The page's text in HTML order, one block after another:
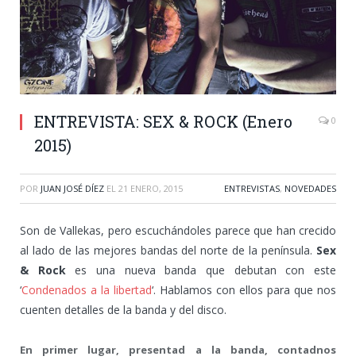
ENTREVISTA: SEX & ROCK (Enero
2015)
0
POR JUAN JOSÉ DÍEZ EL 21 ENERO, 2015 ENTREVISTAS, NOVEDADES
Son de Vallekas, pero escuchándoles parece que han crecido
al lado de las mejores bandas del norte de la península. Sex
& Rockes una nueva banda que debutan con este
‘Condenados a la libertad‘. Hablamos con ellos para que nos
cuenten detalles de la banda y del disco.
En primer lugar, presentad a la banda, contadnos